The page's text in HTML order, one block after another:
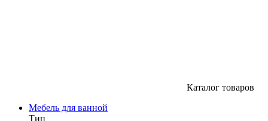
Каталог товаров
Мебель для ванной
Тип